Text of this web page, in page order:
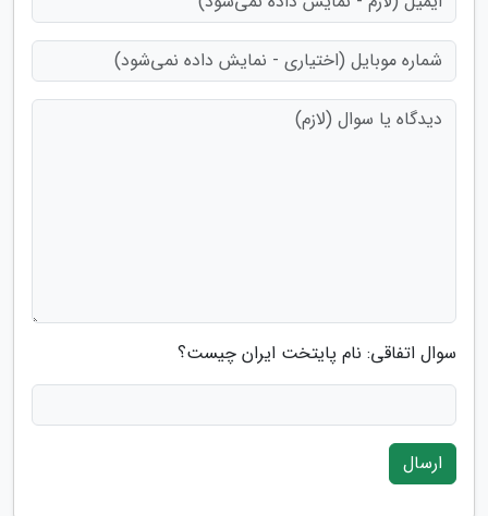
سوال اتفاقی: نام پایتخت ایران چیست؟
ارسال